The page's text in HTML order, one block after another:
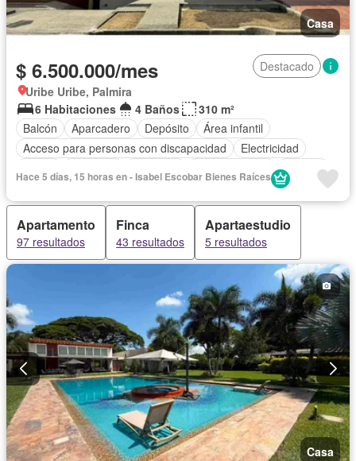
Casa
$ 6.500.000/mes
Destacado
Uribe Uribe, Palmira
6 Habitaciones
4 Baños
310 m²
Balcón
Aparcadero Depósito
Área infantil
Acceso para personas con discapacidad
Electricidad
Internet
Seguridad privada
Cuarto de servicio Agua Patio
Hace 5 días, 15 horas en - Isabel Escobar Bienes Raíces
Apartamento
97 resultados
Finca
43 resultados
Apartaestudio
5 resultados
Casa